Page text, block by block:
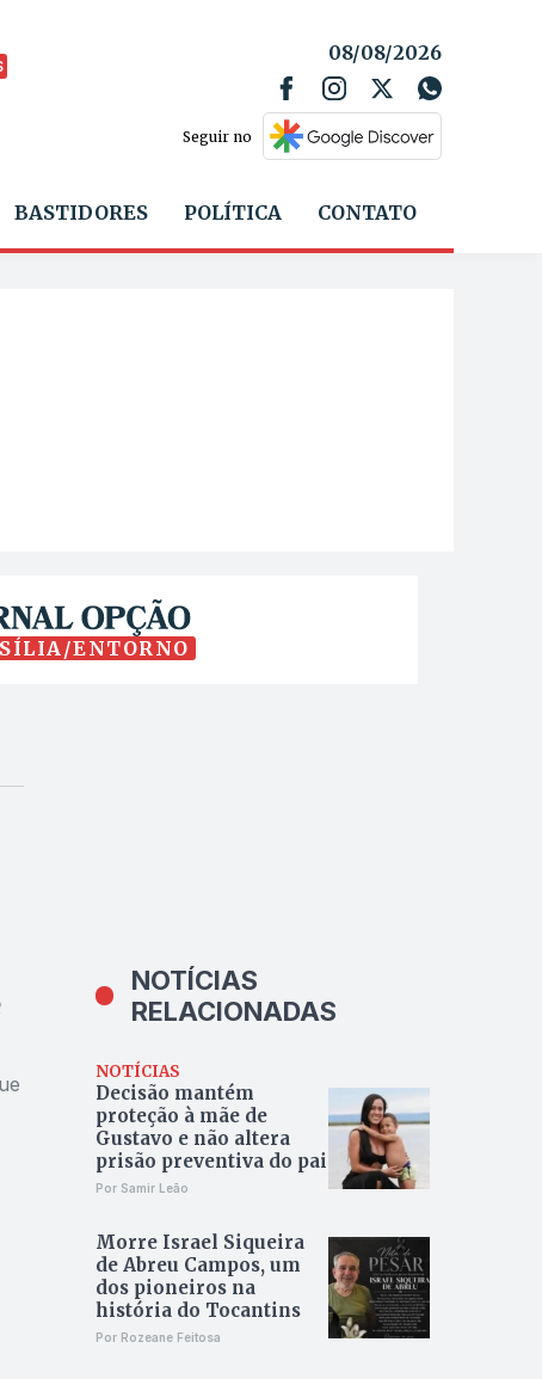
08/08/2026
Seguir no
BASTIDORES POLÍTICA CONTATO
ENTORNO
NOTÍCIAS
RELACIONADAS
NOTÍCIAS
Decisão mantém
proteção à mãe de
Gustavo e não altera
prisão preventiva do pai
Por Samir Leão
Morre Israel Siqueira
de Abreu Campos, um
dos pioneiros na
história do Tocantins
Por Rozeane Feitosa